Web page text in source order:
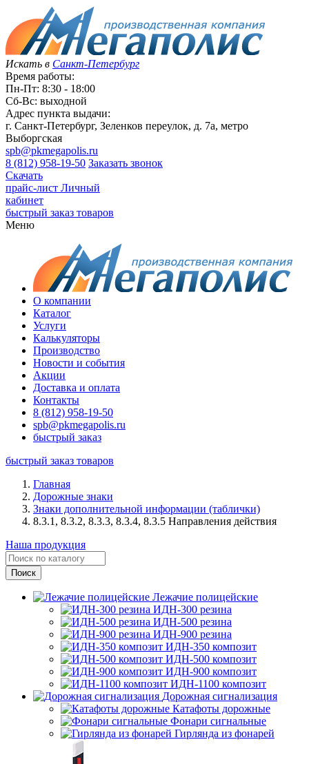
Искать в Санкт-Петербург
Время работы:
Пн-Пт: 8:30 - 18:00
Сб-Вс: выходной
Адрес пункта выдачи:
г. Санкт-Петербург, Зеленков переулок, д. 7а, метро
Выборгская
spb@pkmegapolis.ru
8 (812) 958-19-50 Заказать звонок
Скачать
прайс-лист Личный
кабинет
быстрый заказ товаров
Меню
О компании
Каталог
Услуги
Калькуляторы
Производство
Новости и события
Акции
Доставка и оплата
Контакты
8 (812) 958-19-50
spb@pkmegapolis.ru
быстрый заказ
быстрый заказ товаров
Главная
Дорожные знаки
Знаки дополнительной информации (таблички)
8.3.1, 8.3.2, 8.3.3, 8.3.4, 8.3.5 Направления действия
Наша продукция
Лежачие полицейские
ИДН-300 резина
ИДН-500 резина
ИДН-900 резина
ИДН-350 композит
ИДН-500 композит
ИДН-900 композит
ИДН-1100 композит
Дорожная сигнализация
Катафоты дорожные
Фонари сигнальные
Гирлянда из фонарей